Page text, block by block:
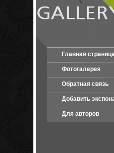
Главная
Фотогалерея
Обратная связь
Добавить
Для авторов